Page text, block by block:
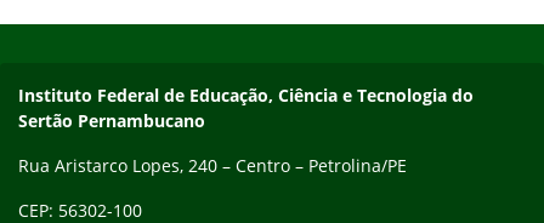
Endereço
Instituto Federal de Educação, Ciência e Tecnologia do
Sertão Pernambucano
Rua Aristarco Lopes, 240 – Centro – Petrolina/PE
CEP: 56302-100